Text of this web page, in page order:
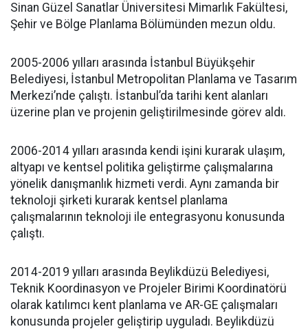
Sinan Güzel Sanatlar Üniversitesi Mimarlık Fakültesi,
Şehir ve Bölge Planlama Bölümünden mezun oldu.
2005-2006 yılları arasında İstanbul Büyükşehir
Belediyesi, İstanbul Metropolitan Planlama ve Tasarım
Merkezi’nde çalıştı. İstanbul’da tarihi kent alanları
üzerine plan ve projenin geliştirilmesinde görev aldı.
2006-2014 yılları arasında kendi işini kurarak ulaşım,
altyapı ve kentsel politika geliştirme çalışmalarına
yönelik danışmanlık hizmeti verdi. Aynı zamanda bir
teknoloji şirketi kurarak kentsel planlama
çalışmalarının teknoloji ile entegrasyonu konusunda
çalıştı.
2014-2019 yılları arasında Beylikdüzü Belediyesi,
Teknik Koordinasyon ve Projeler Birimi Koordinatörü
olarak katılımcı kent planlama ve AR-GE çalışmaları
konusunda projeler geliştirip uyguladı. Beylikdüzü